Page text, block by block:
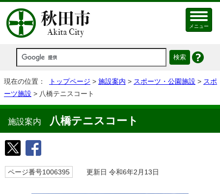
メニュー
現在の位置： トップページ > 施設案内 > スポーツ・公園施設 > スポ
ーツ施設 > 八橋テニスコート
施設案内 八橋テニスコート
ページ番号1006395 更新日 令和6年2月13日